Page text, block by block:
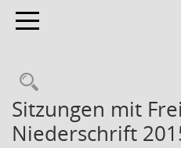
Toggle navigation
Sitzungen mit
Niederschrift